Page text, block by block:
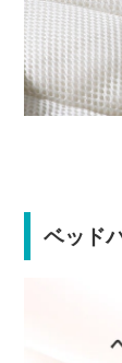
ベッド